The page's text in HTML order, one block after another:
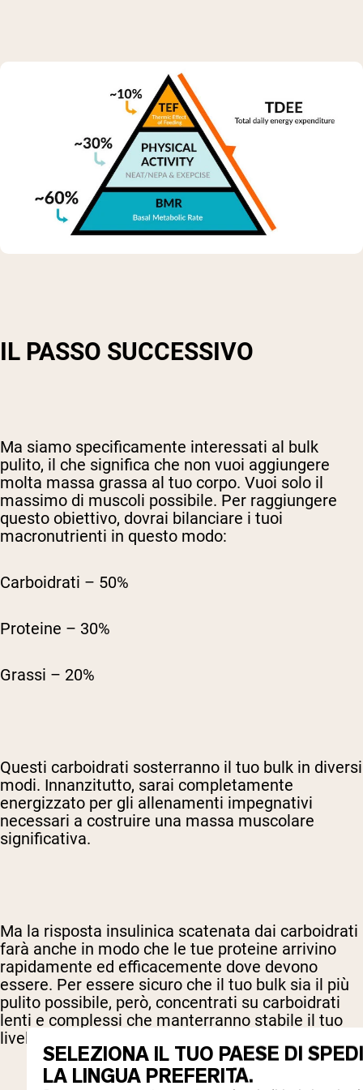
IL PASSO SUCCESSIVO
Ma siamo specificamente interessati al bulk
pulito, il che significa che non vuoi aggiungere
molta massa grassa al tuo corpo. Vuoi solo il
massimo di muscoli possibile. Per raggiungere
questo obiettivo, dovrai bilanciare i tuoi
macronutrienti in questo modo:
Carboidrati – 50%
Proteine – 30%
Grassi – 20%
Questi carboidrati sosterranno il tuo bulk in diversi
modi. Innanzitutto, sarai completamente
energizzato per gli allenamenti impegnativi
necessari a costruire una massa muscolare
significativa.
Ma la risposta insulinica scatenata dai carboidrati
farà anche in modo che le tue proteine arrivino
rapidamente ed efficacemente dove devono
essere. Per essere sicuro che il tuo bulk sia il più
pulito possibile, però, concentrati su carboidrati
lenti e complessi che manterranno stabile il tuo
livello di zucchero nel sangue.
SELEZIONA IL TUO PAESE DI
LA LINGUA PREFERITA.